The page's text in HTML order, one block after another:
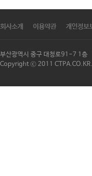
회사소개 이용약관 개인정보
부산광역시 중구 대청로91-7 1
Copyright ⓒ 2011